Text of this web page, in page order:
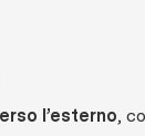
l’esterno,